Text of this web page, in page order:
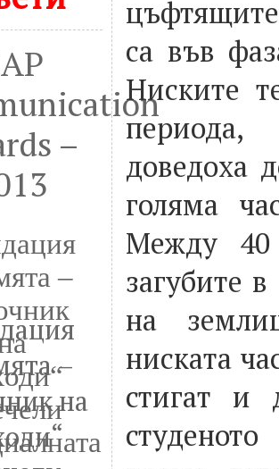
–
–
на
са във
Ниските
доведоха
голяма
Между
загубите
на
ниската
стигат и